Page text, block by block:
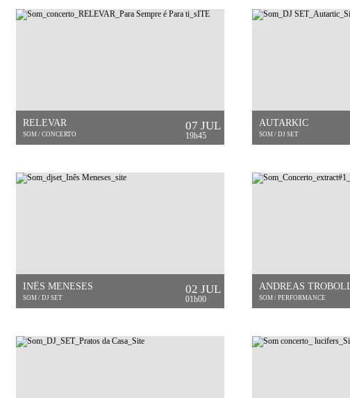
RELEVAR
SOM / CONCERTO
07 JUL
19h45
AUTARKIC
SOM / DJ SET
INÊS MENESES
SOM / DJ SET
02 JUL
01h00
ANDREAS
SOM / PERFORMANCE